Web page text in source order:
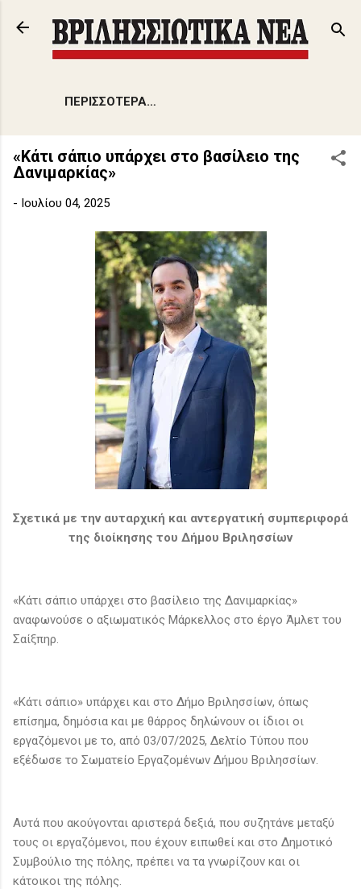
Μετάβαση στο κύριο περιεχόμενο
ΠΕΡΙΣΣΌΤΕΡΑ…
«Κάτι σάπιο υπάρχει στο βασίλειο της
Δανιμαρκίας»
- Ιουλίου 04, 2025
Σχετικά με την αυταρχική και αντεργατική συμπεριφορά
της διοίκησης του Δήμου Βριλησσίων
«Κάτι σάπιο υπάρχει στο βασίλειο της Δανιμαρκίας»
αναφωνούσε ο αξιωματικός Μάρκελλος στο έργο Άμλετ του
Σαίξπηρ.
«Κάτι σάπιο» υπάρχει και στο Δήμο Βριλησσίων, όπως
επίσημα, δημόσια και με θάρρος δηλώνουν οι ίδιοι οι
εργαζόμενοι με το, από 03/07/2025, Δελτίο Τύπου που
εξέδωσε το Σωματείο Εργαζομένων Δήμου Βριλησσίων.
Αυτά που ακούγονται αριστερά δεξιά, που συζητάνε μεταξύ
τους οι εργαζόμενοι, που έχουν ειπωθεί και στο Δημοτικό
Συμβούλιο της πόλης, πρέπει να τα γνωρίζουν και οι
κάτοικοι της πόλης.